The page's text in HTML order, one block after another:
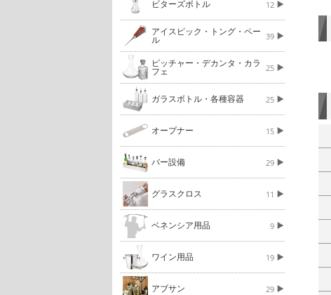
ビターズボトル 12
アイスピック・トング・ペー
ル 39
ピッチャー・デカンタ・カラ
フェ 25
ガラスボトル・各種容器 25
オープナー 15
バー設備 29
グラスクロス 11
ベネンシア用品 9
ワイン用品 19
アブサン 29